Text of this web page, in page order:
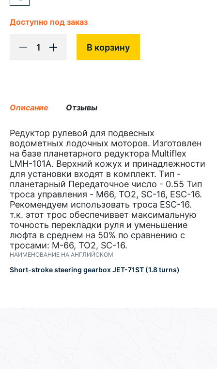
Доступно под заказ
1 В корзину
Описание Отзывы
НАИМЕНОВАНИЕ НА АНГЛИЙСКОМ
Short-stroke steering gearbox JET-71ST (1.8 turns)
Редуктор рулевой для подвесных
водометных лодочных моторов. Изготовлен
на базе планетарного редуктора Multiflex
LMH-101A. Верхний кожух и принадлежности
для установки входят в комплект. Тип -
планетарный Передаточное число - 0.55 Тип
троса управления - M66, TO2, SC-16, ESC-16.
Рекомендуем использовать троса ESC-16.
т.к. этот трос обеспечивает максимальную
точность перекладки руля и уменьшение
люфта в среднем на 50% по сравнению с
тросами: М-66, TO2, SC-16.